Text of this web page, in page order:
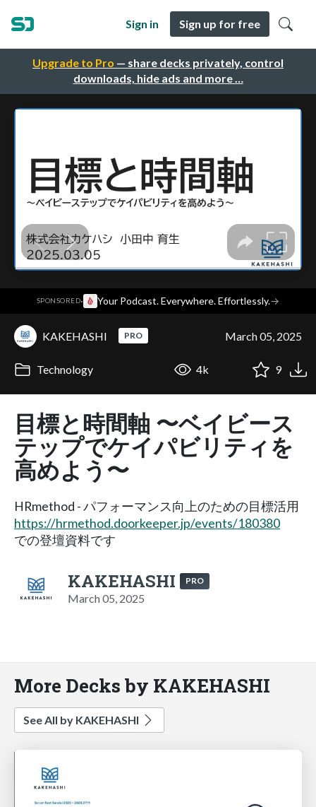
Upgrade to Pro — share decks privately, control
downloads, hide ads and more …
Sign in Sign up for free
SPONSORED· Your Podcast. Everywhere. Effortlessly.→
KAKEHASHI PRO March 05, 2025
Technology 4k 9
目標と時間軸 〜ベイビース
テップでケイパビリティを
高めよう〜
HRmethod - パフォーマンス向上のための目標活用
https://hrmethod.doorkeeper.jp/events/180380
での登壇資料です
KAKEHASHI PRO
March 05, 2025
More Decks by KAKEHASHI
See All by KAKEHASHI